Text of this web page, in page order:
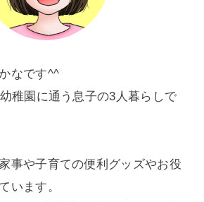
なです^^
稚園に通う息子の3人暮らしで
事や子育ての便利グッズやお役
います。